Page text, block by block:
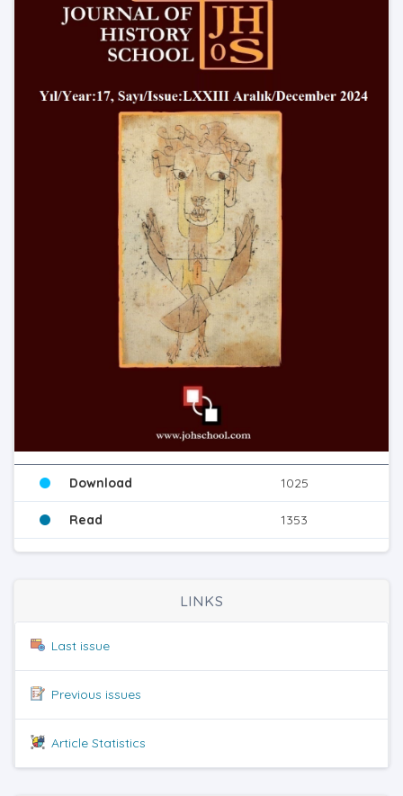
Download 1025
Read 1353
LINKS
Last issue
Previous issues
Article Statistics